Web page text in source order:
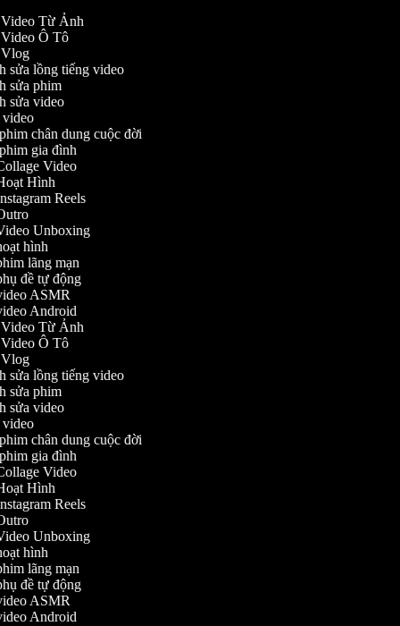
Video Từ Ảnh
Video Ô Tô
Vlog
sửa lồng tiếng video
sửa phim
sửa video
video
chân dung cuộc đời
gia đình
Video
Hình
Reels
Unboxing
hình
lãng mạn
đề tự động
ASMR
Android
Video Từ Ảnh
Video Ô Tô
Vlog
sửa lồng tiếng video
sửa phim
sửa video
video
chân dung cuộc đời
gia đình
Video
Hình
Reels
Unboxing
hình
lãng mạn
đề tự động
ASMR
Android